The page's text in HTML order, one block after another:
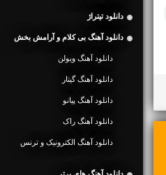
دانلود تیتراژ
دانلود آهنگ بی کلام و آرامش بخش
دانلود آهنگ ویولن
دانلود آهنگ گیتار
دانلود آهنگ پیانو
دانلود آهنگ راک
دانلود آهنگ الکترونیک و ترنس